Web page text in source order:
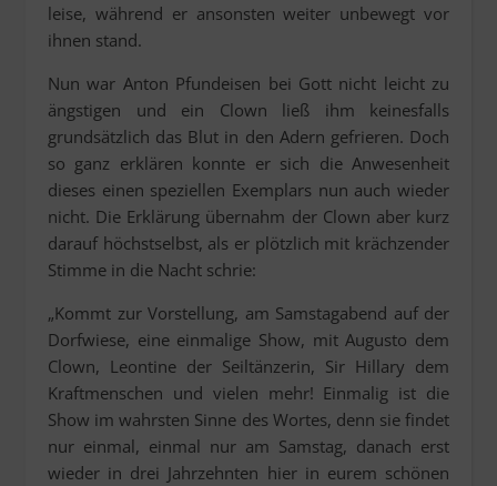
leise, während er ansonsten weiter unbewegt vor
ihnen stand.
Nun war Anton Pfundeisen bei Gott nicht leicht zu
ängstigen und ein Clown ließ ihm keinesfalls
grundsätzlich das Blut in den Adern gefrieren. Doch
so ganz erklären konnte er sich die Anwesenheit
dieses einen speziellen Exemplars nun auch wieder
nicht. Die Erklärung übernahm der Clown aber kurz
darauf höchstselbst, als er plötzlich mit krächzender
Stimme in die Nacht schrie:
„Kommt zur Vorstellung, am Samstagabend auf der
Dorfwiese, eine einmalige Show, mit Augusto dem
Clown, Leontine der Seiltänzerin, Sir Hillary dem
Kraftmenschen und vielen mehr! Einmalig ist die
Show im wahrsten Sinne des Wortes, denn sie findet
nur einmal, einmal nur am Samstag, danach erst
wieder in drei Jahrzehnten hier in eurem schönen